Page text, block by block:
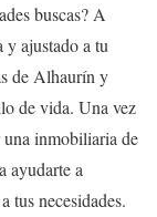
buscas? A
y ajustado a tu
de Alhaurín y
de vida. Una vez
una inmobiliaria de
ayudarte a
tus necesidades.